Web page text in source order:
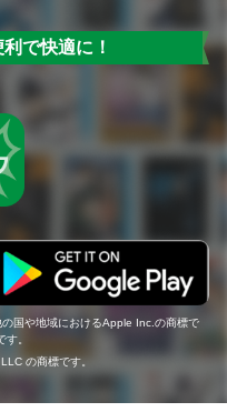
で快適に！
国や地域におけるApple Inc.の商標で
。
の商標です。